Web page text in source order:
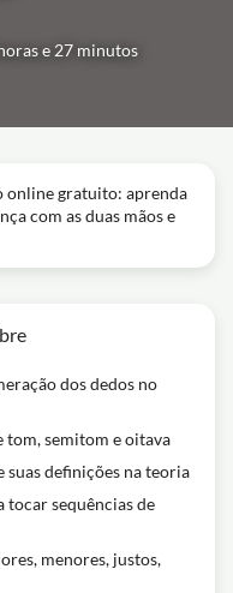
e 27 minutos
online gratuito: aprenda
com as duas mãos e
dos dedos no
tom, semitom e oitava
suas definições na teoria
tocar sequências de
menores, justos,